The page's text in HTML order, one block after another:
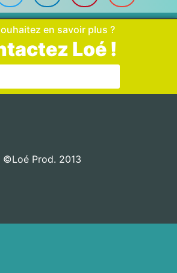
en savoir plus ?
Loé !
©Loé Prod. 2013